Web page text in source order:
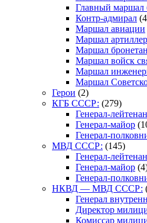
Главный маршал
Контр-адмирал
Маршал авиации
Маршал
Маршал
Маршал войск
Маршал
Маршал
Герои (2)
КГБ СССР: (279)
Генерал-
Генерал-майор
Генерал-
МВД СССР: (145)
Генерал-
Генерал-майор
Генерал-
НКВД — МВД СССР:
Генерал
Директор
Комиссар